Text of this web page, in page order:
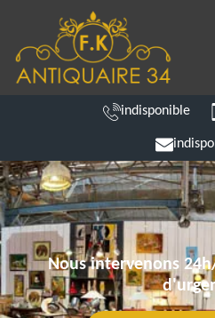
indisponible
Nous intervenons